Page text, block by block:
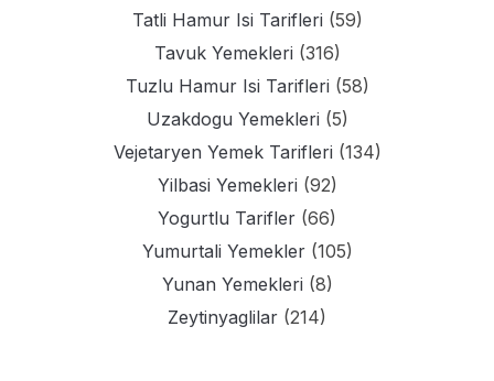
Tatli Hamur Isi Tarifleri (59)
Tavuk Yemekleri (316)
Tuzlu Hamur Isi Tarifleri (58)
Uzakdogu Yemekleri (5)
Vejetaryen Yemek Tarifleri (134)
Yilbasi Yemekleri (92)
Yogurtlu Tarifler (66)
Yumurtali Yemekler(105)
Yunan Yemekleri (8)
Zeytinyaglilar (214)